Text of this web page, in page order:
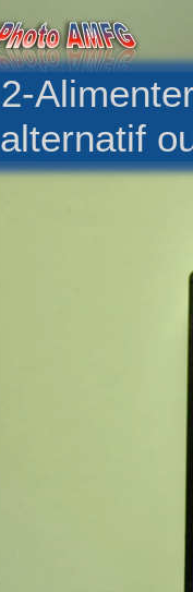
2-
alternatif